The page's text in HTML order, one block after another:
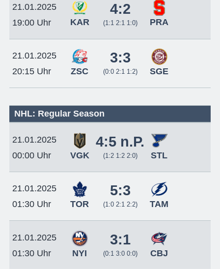
21.01.2025
19:00 Uhr
KAR
4:2
(1:1 2:1 1:0) PRA
21.01.2025
20:15 Uhr
ZSC
3:3
(0:0 2:1 1:2) SGE
NHL: Regular Season
21.01.2025
00:00 Uhr
VGK
4:5 n.P.
(1:2 1:2 2:0) STL
21.01.2025
01:30 Uhr
TOR
5:3
(1:0 2:1 2:2) TAM
21.01.2025
01:30 Uhr
NYI
3:1
(0:1 3:0 0:0) CBJ